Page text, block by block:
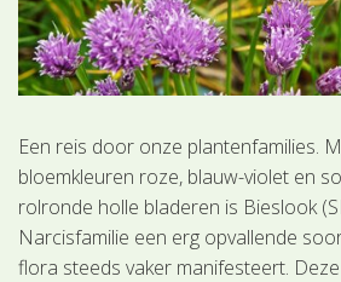
Een reis door onze plantenfamilies.
bloemkleuren roze, blauw-violet en
rolronde holle bladeren is Bieslook
Narcisfamilie een erg opvallende
flora steeds vaker manifesteert.